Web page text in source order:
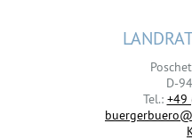
D-
Tel.: +49